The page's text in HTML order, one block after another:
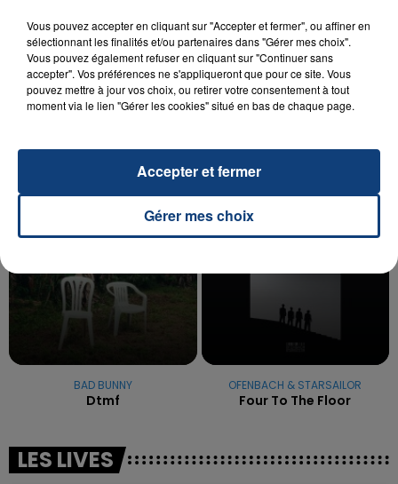
20 juillet 2026
UNE ADOLESCENTE DEVANT SE FAIRE
OPÉRER DE LA CHEVILLE RESSORT DE LA...
La famille a porté plainte contre la clinique qui a
reconnu sa responsabilité et présenté ses
TITRES DIFFUSÉS
BAD BUNNY
Dtmf
OFENBACH & STARSAILOR
Four To The Floor
LES LIVES
Vous pouvez accepter en cliquant sur "Accepter et fermer", ou affiner en
sélectionnant les finalités et/ou partenaires dans "Gérer mes choix".
Vous pouvez également refuser en cliquant sur "Continuer sans
accepter". Vos préférences ne s'appliqueront que pour ce site. Vous
pouvez mettre à jour vos choix, ou retirer votre consentement à tout
moment via le lien "Gérer les cookies" situé en bas de chaque page.
Gérer mes choix
Accepter et fermer